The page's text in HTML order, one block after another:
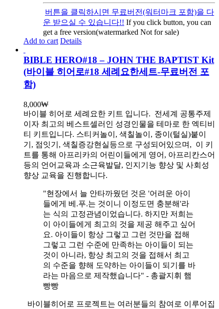
버튼을 클릭하시면 무료버전(워터마크 포함)을 다
운 받으실 수 있습니다!! If you click button, you can
get a free version(watermarked Not for sale)
Add to cart Details
BIBLE HERO#18 – JOHN THE BAPTIST Kit
(바이블 히어로#18 세례요한세트-무료버전 포
함)
8,000₩
바이블 히어로 세례요한 키트 입니다. 전세계 공통주제
이자 최고의 베스트셀러인 성경인물을 테마로 한 엑티비
티 키트입니다. 스티커놀이, 색칠놀이, 종이(털실)붙이
기, 점잇기, 색칠증강현실등으로 구성되어있으며, 이 키
트를 통해 아프리카의 어린이들에게 영어, 아프리칸스어
등의 언어교육과 소근육발달, 인지기능 향상 및 사회성
향상 교육을 진행합니다.
"현장에서 늘 안타까웠던 것은 '어려운 아이
들에게 베.푸.는 것이니 이정도면 충분해'라
는 식의 고정관념이었습니다. 하지만 저희는
이 아이들에게 최고의 것을 제공 해주고 싶어
요. 아이들이 항상 그렇고 그런 것만을 접해
그렇고 그런 수준에 만족하는 아이들이 되는
것이 아니라, 항상 최고의 것을 접해서 최고
의 수준을 향해 도약하는 아이들이 되기를 바
라는 마음으로 제작했습니다" - 총괄지휘 햄
빵빵
바이블히어로 프로젝트는 여러분들의 참여로 이루어집